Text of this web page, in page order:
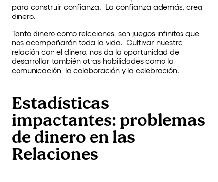
para construir confianza. La confianza además, crea
dinero.
Tanto dinero como relaciones, son juegos infinitos que
nos acompañarán toda la vida. Cultivar nuestra
relación con el dinero, nos da la oportunidad de
desarrollar también otras habilidades como la
comunicación, la colaboración y la celebración.
Estadísticas
impactantes: problemas
de dinero en las
Relaciones